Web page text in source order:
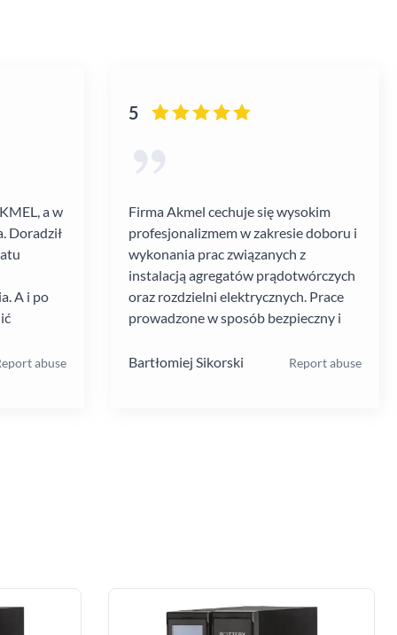
a w
Doradził
A i po
abuse
5
Firma Akmel cechuje się wysokim
profesjonalizmem w zakresie doboru i
wykonania prac związanych z
instalacją agregatów prądotwórczych
oraz rozdzielni elektrycznych. Prace
prowadzone w sposób bezpieczny i
Jakość i rodzaj stosowanych
Bartłomiej Sikorski Report abuse